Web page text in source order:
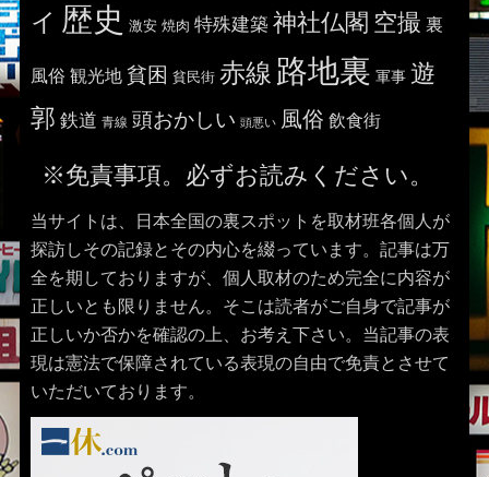
イ 歴史 激安 焼肉 特殊建築 神社仏閣 空撮 裏
風俗 観光地 貧困 貧民街 赤線 路地裏 軍事 遊
郭 鉄道 青線 頭おかしい 頭悪い 風俗 飲食街
※免責事項。必ずお読みください。
当サイトは、日本全国の裏スポットを取材班各個人が
探訪しその記録とその内心を綴っています。記事は万
全を期しておりますが、個人取材のため完全に内容が
正しいとも限りません。そこは読者がご自身で記事が
正しいか否かを確認の上、お考え下さい。当記事の表
現は憲法で保障されている表現の自由で免責とさせて
いただいております。